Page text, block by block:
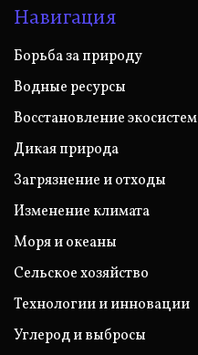
Навигация
Борьба за природу
Водные ресурсы
Восстановление экосистем
Дикая природа
Загрязнение и отходы
Изменение климата
Моря и океаны
Сельское хозяйство
Технологии и инновации
Углерод и выбросы